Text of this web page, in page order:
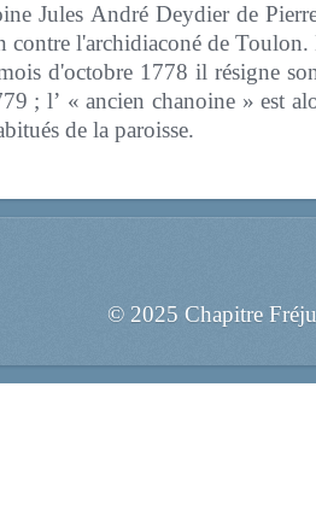
Jules André Deydier de
contre l'archidiaconé de
d'octobre 1778 il résigne
; l’ « ancien chanoine » est
de la paroisse.
© 2025 Chapitre